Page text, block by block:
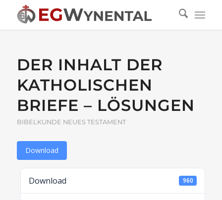
DER INHALT DER
KATHOLISCHEN
BRIEFE – LÖSUNGEN
BIBELKUNDE NEUES TESTAMENT
Download
Download 960